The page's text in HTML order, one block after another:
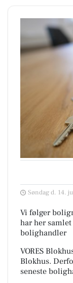
Søndag d. 14.
Vi følger
har her
bolighandler
VORES
Blokhus.
seneste